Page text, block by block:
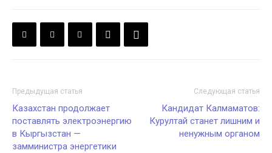
Предыдущая статья
Казахстан продолжает
поставлять электроэнергию
в Кыргызстан —
замминистра энергетики
Следующая статья
Кандидат Калмаматов:
Курултай станет лишним и
ненужным органом